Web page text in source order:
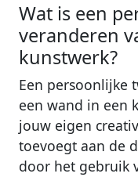
Wat is een
veranderen
kunstwerk?
Een persoonlijke
een wand in een
jouw eigen
toevoegt aan de
door het gebruik